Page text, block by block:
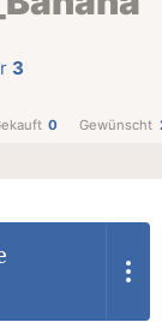
3
0 Gewünscht